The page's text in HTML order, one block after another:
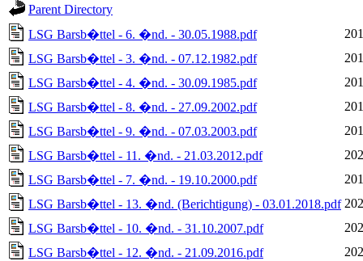
Parent Directory
LSG Barsb�ttel - 6. �nd. - 30.05.1988.pdf
LSG Barsb�ttel - 3. �nd. - 07.12.1982.pdf
LSG Barsb�ttel - 4. �nd. - 30.09.1985.pdf
LSG Barsb�ttel - 8. �nd. - 27.09.2002.pdf
LSG Barsb�ttel - 9. �nd. - 07.03.2003.pdf
LSG Barsb�ttel - 11. �nd. - 21.03.2012.pdf
LSG Barsb�ttel - 7. �nd. - 19.10.2000.pdf
LSG Barsb�ttel - 13. �nd. (Berichtigung) - 03.01.2018.pdf
LSG Barsb�ttel - 10. �nd. - 31.10.2007.pdf
LSG Barsb�ttel - 12. �nd. - 21.09.2016.pdf